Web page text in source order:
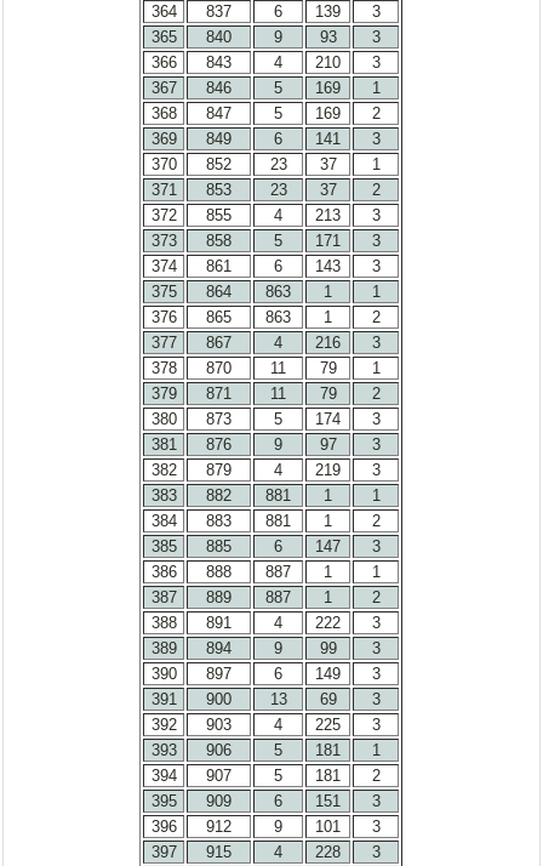
364
837 6 139
3
365
840 9 93
3
366
843 4 210
3
367
846 5 169
1
368
847 5 169
2
369
849 6 141
3
370
852 23 37
1
371
853 23 37
2
372
855 4 213
3
373
858 5 171
3
374
861 6 143
3
375
864 863 1
1
376
865 863 1
2
377
867 4 216
3
378
870 11 79
1
379
871 11 79
2
380
873 5 174
3
381
876 9 97
3
382
879 4 219
3
383
882 881 1
1
384
883 881 1
2
385
885 6 147
3
386
888 887 1
1
387
889 887 1
2
388
891 4 222
3
389
894 9 99
3
390
897 6 149
3
391
900 13 69
3
392
903 4 225
3
393
906 5 181
1
394
907 5 181
2
395
909 6 151
3
396
912 9 101
3
397
915 4 228
3